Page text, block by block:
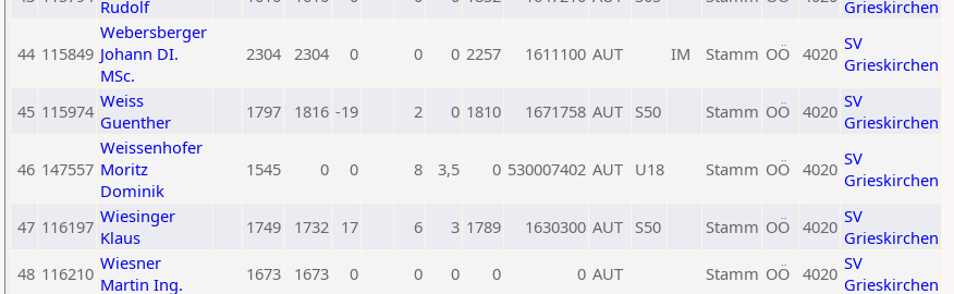
Rudolf
Grieskirchen
44 115849
Webersberger
Johann DI.
MSc.
2304 2304 0 0 0 2257 1611100 AUT IM Stamm OÖ 4020 SV
Grieskirchen
45 115974 Weiss
Guenther
1797 1816 -19 2 0 1810 1671758 AUT S50 Stamm OÖ 4020 SV
Grieskirchen
46 147557
Weissenhofer
Moritz
Dominik
1545 0 0 8 3,5 0 530007402 AUT U18 Stamm OÖ 4020 SV
Grieskirchen
47 116197 Wiesinger
Klaus
1749 1732 17 6 3 1789 1630300 AUT S50 Stamm OÖ 4020 SV
Grieskirchen
48 116210 Wiesner
Martin Ing.
1673 1673 0 0 0 0 0 AUT Stamm OÖ 4020 SV
Grieskirchen